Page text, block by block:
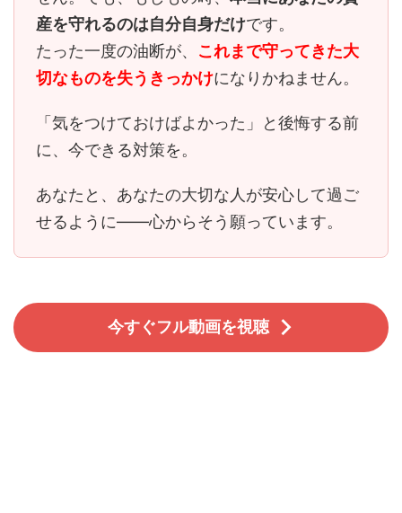
産を守れるのは自分自身だけです。
たった一度の油断が、 これまで守ってきた大
切なものを失うきっかけになりかねません。
「気をつけておけばよかった」と後悔する前
に、今できる対策を。
あなたと、あなたの大切な人が安心して過ご
せるように――心からそう願っています。
今すぐフル動画を視聴